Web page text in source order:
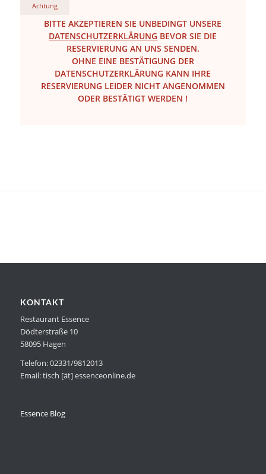
Achtung
BITTE AKZEPTIEREN SIE UNBEDINGT UNSERE
DATENSCHUTZERKLÄRUNG BEVOR SIE DIE
RESERVIERUNG AN UNS SENDEN.
OHNE EINE BESTÄTIGUNG DER
DATENSCHUTZERKLÄRUNG KANN IHRE
RESERVIERUNG LEIDER NICHT ANGENOMMEN
ODER BESTÄTIGT WERDEN !
KONTAKT
Restaurant Essence
Dödterstraße 10
58095 Hagen
Telefon: 02331/9812013
Email: tisch [ät] essenceonline.de
Essence Blog